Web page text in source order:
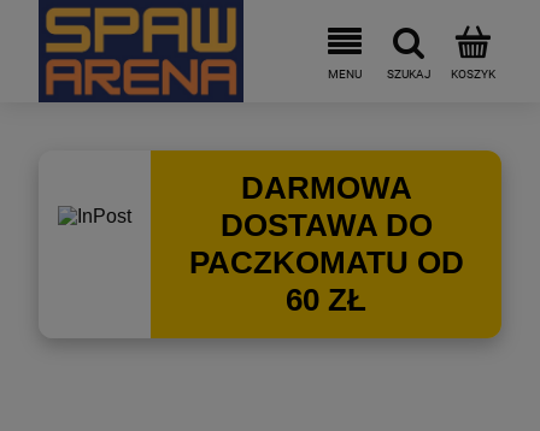
DARMOWA
DOSTAWA DO
PACZKOMATU OD
60 ZŁ